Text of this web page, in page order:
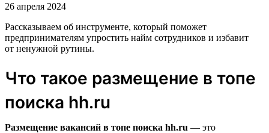
26 апреля 2024
Рассказываем об инструменте, который поможет
предпринимателям упростить найм сотрудников и избавит
от ненужной рутины.
Что такое размещение в топе
поиска hh.ru
Размещение вакансий в топе поиска hh.ru — это